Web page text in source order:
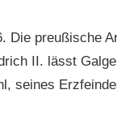
Die preußische
II. lässt
seines